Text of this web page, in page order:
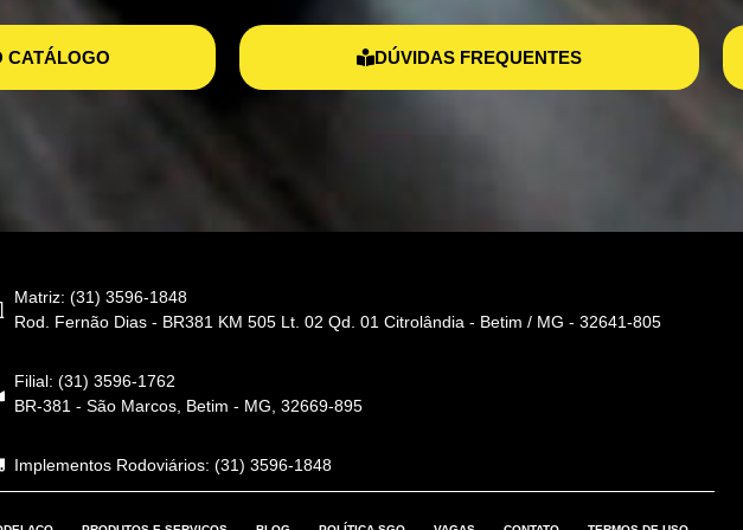
CATÁLOGO DÚVIDAS FREQUENTES
Matriz: (31) 3596-1848
Rod. Fernão Dias - BR381 KM 505 Lt. 02 Qd. 01 Citrolândia - Betim / MG - 32641-805
Filial: (31) 3596-1762
BR-381 - São Marcos, Betim - MG, 32669-895
Implementos Rodoviários: (31) 3596-1848